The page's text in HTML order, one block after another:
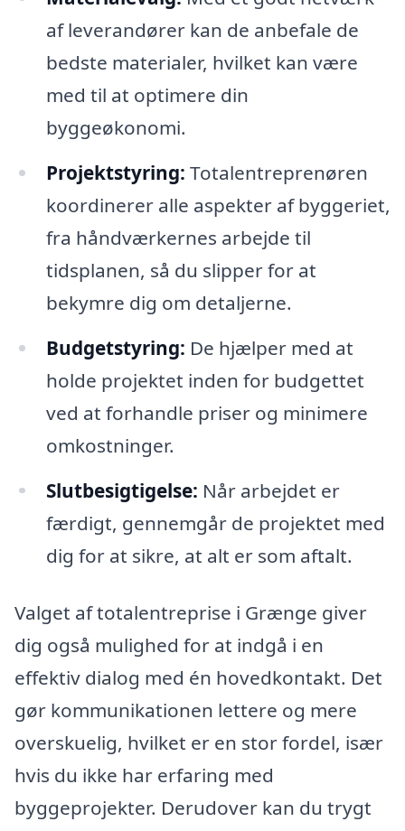
af leverandører kan de anbefale de
bedste materialer, hvilket kan være
med til at optimere din
byggeøkonomi.
Projektstyring: Totalentreprenøren
koordinerer alle aspekter af byggeriet,
fra håndværkernes arbejde til
tidsplanen, så du slipper for at
bekymre dig om detaljerne.
Budgetstyring: De hjælper med at
holde projektet inden for budgettet
ved at forhandle priser og minimere
omkostninger.
Slutbesigtigelse: Når arbejdet er
færdigt, gennemgår de projektet med
dig for at sikre, at alt er som aftalt.
Valget af totalentreprise i Grænge giver
dig også mulighed for at indgå i en
effektiv dialog med én hovedkontakt. Det
gør kommunikationen lettere og mere
overskuelig, hvilket er en stor fordel, især
hvis du ikke har erfaring med
byggeprojekter. Derudover kan du trygt